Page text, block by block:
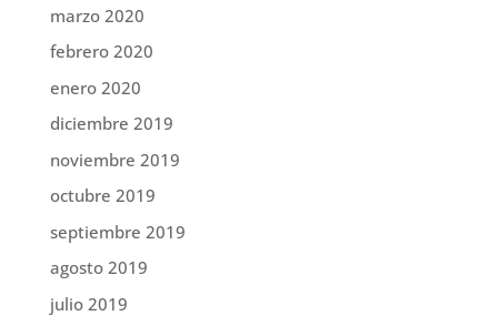
marzo 2020
febrero 2020
enero 2020
diciembre 2019
noviembre 2019
octubre 2019
septiembre 2019
agosto 2019
julio 2019